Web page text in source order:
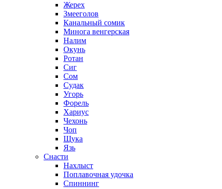
Жерех
Змееголов
Канальный сомик
Минога венгерская
Налим
Окунь
Ротан
Сиг
Сом
Судак
Угорь
Форель
Хариус
Чехонь
Чоп
Щука
Язь
Снасти
Нахлыст
Поплавочная удочка
Спиннинг